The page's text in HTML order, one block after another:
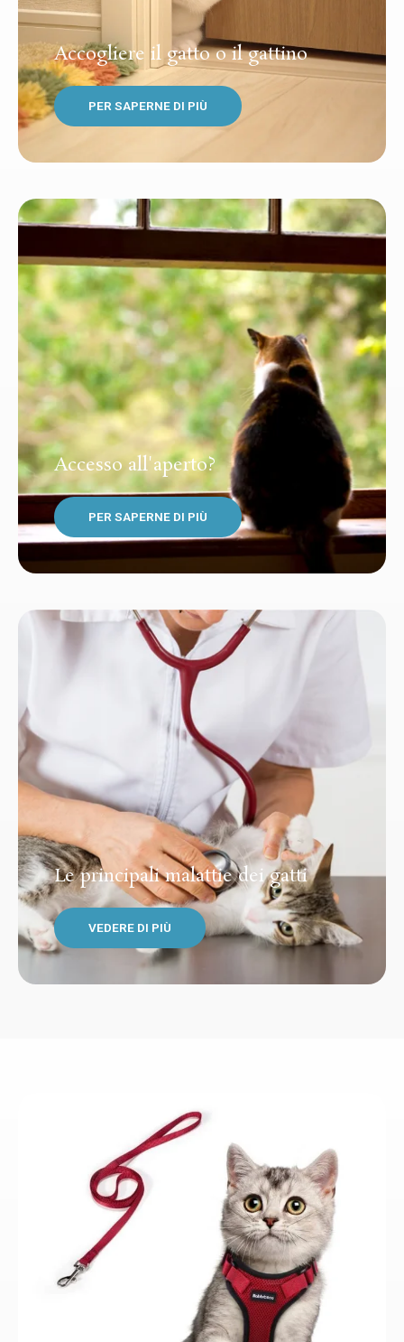
Accogliere il gatto o il gattino
PER SAPERNE DI PIÙ
Accesso all'aperto?
PER SAPERNE DI PIÙ
Le principali malattie dei gatti
VEDERE DI PIÙ